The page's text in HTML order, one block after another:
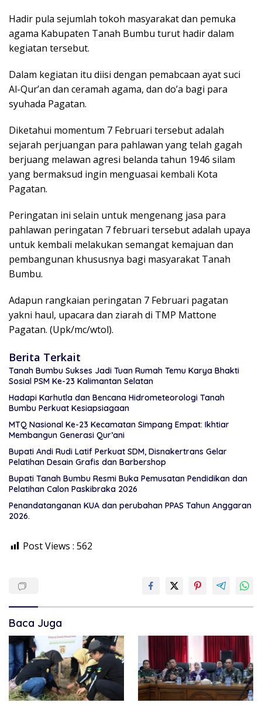
Hadir pula sejumlah tokoh masyarakat dan pemuka
agama Kabupaten Tanah Bumbu turut hadir dalam
kegiatan tersebut.
Dalam kegiatan itu diisi dengan pemabcaan ayat suci
Al-Qur’an dan ceramah agama, dan do’a bagi para
syuhada Pagatan.
Diketahui momentum 7 Februari tersebut adalah
sejarah perjuangan para pahlawan yang telah gagah
berjuang melawan agresi belanda tahun 1946 silam
yang bermaksud ingin menguasai kembali Kota
Pagatan.
Peringatan ini selain untuk mengenang jasa para
pahlawan peringatan 7 februari tersebut adalah upaya
untuk kembali melakukan semangat kemajuan dan
pembangunan khususnya bagi masyarakat Tanah
Bumbu.
Adapun rangkaian peringatan 7 Februari pagatan
yakni haul, upacara dan ziarah di TMP Mattone
Pagatan. (Upk/mc/wtol).
Berita Terkait
Tanah Bumbu Sukses Jadi Tuan Rumah Temu Karya Bhakti
Sosial PSM Ke-23 Kalimantan Selatan
Hadapi Karhutla dan Bencana Hidrometeorologi Tanah
Bumbu Perkuat Kesiapsiagaan
MTQ Nasional Ke-23 Kecamatan Simpang Empat: Ikhtiar
Membangun Generasi Qur’ani
Bupati Andi Rudi Latif Perkuat SDM, Disnakertrans Gelar
Pelatihan Desain Grafis dan Barbershop
Bupati Tanah Bumbu Resmi Buka Pemusatan Pendidikan dan
Pelatihan Calon Paskibraka 2026
Penandatanganan KUA dan perubahan PPAS Tahun Anggaran
2026.
Post Views : 562
Baca Juga